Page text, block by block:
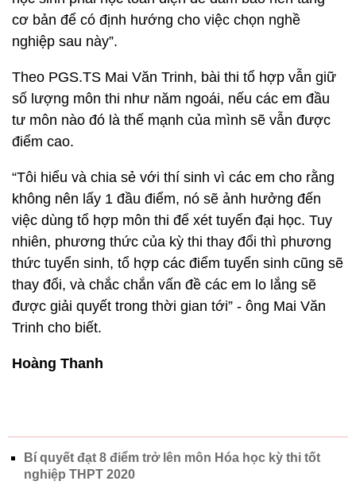
cơ bản để có định hướng cho việc chọn nghề
nghiệp sau này”.
Theo PGS.TS Mai Văn Trinh, bài thi tổ hợp vẫn giữ
số lượng môn thi như năm ngoái, nếu các em đầu
tư môn nào đó là thế mạnh của mình sẽ vẫn được
điểm cao.
“Tôi hiểu và chia sẻ với thí sinh vì các em cho rằng
không nên lấy 1 đầu điểm, nó sẽ ảnh hưởng đến
việc dùng tổ hợp môn thi để xét tuyển đại học. Tuy
nhiên, phương thức của kỳ thi thay đổi thì phương
thức tuyển sinh, tổ hợp các điểm tuyển sinh cũng sẽ
thay đổi, và chắc chắn vấn đề các em lo lắng sẽ
được giải quyết trong thời gian tới” - ông Mai Văn
Trinh cho biết.
Hoàng Thanh
Bí quyết đạt 8 điểm trở lên môn Hóa học kỳ thi tốt
nghiệp THPT 2020